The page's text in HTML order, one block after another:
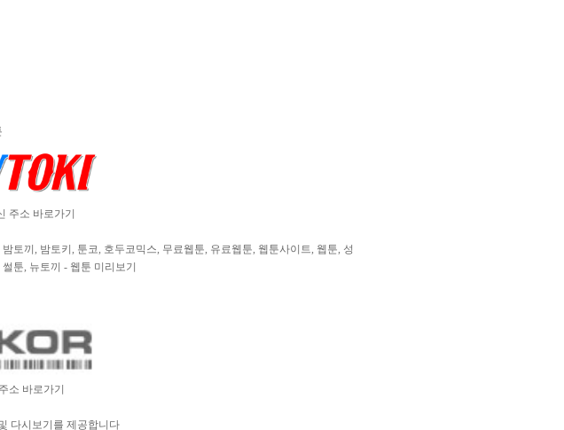
주소 바로가기
토끼, 밤토키, 툰코, 호두코믹스, 무료웹툰, 유료웹툰, 웹툰사이트, 웹툰, 성
툰, 뉴토끼 - 웹툰 미리보기
소 바로가기
다시보기를 제공합니다